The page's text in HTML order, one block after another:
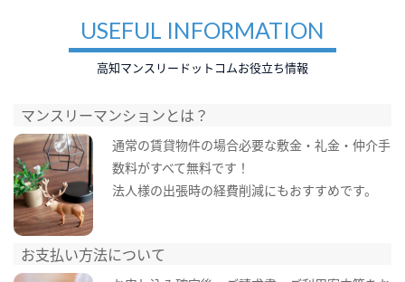
USEFUL INFORMATION
高知マンスリードットコムお役立ち情報
マンスリーマンションとは？
通常の賃貸物件の場合必要な敷金・礼金・仲介手
数料がすべて無料です！
法人様の出張時の経費削減にもおすすめです。
お支払い方法について